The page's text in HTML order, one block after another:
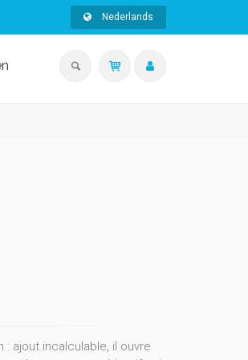
Nederlands
: ajout incalculable, il ouvre